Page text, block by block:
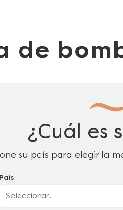
de
¿Cuál es
su país para elegir la
Seleccionar...